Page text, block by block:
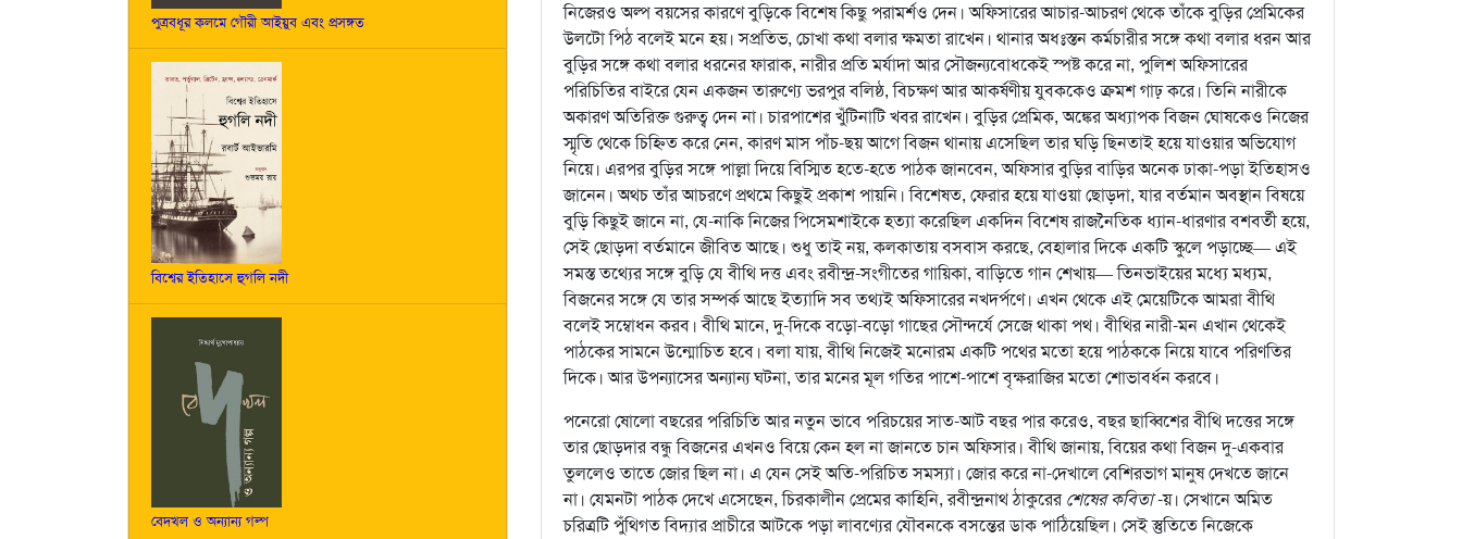
পুত্রবধূর কলমে গৌরী আইয়ুব এবং প্রসঙ্গত
বিশ্বের ইতিহাসে হুগলি নদী
বেদখল ও অন্যান্য গল্প
নিজেরও অল্প বয়সের কারণে বুড়িকে বিশেষ কিছু পরামর্শও দেন। অফিসারের আচার-আচরণ থেকে তাঁকে বুড়ির প্রেমিকের
উলটো পিঠ বলেই মনে হয়। সপ্রতিভ, চোখা কথা বলার ক্ষমতা রাখেন। থানার অধঃস্তন কর্মচারীর সঙ্গে কথা বলার ধরন আর
বুড়ির সঙ্গে কথা বলার ধরনের ফারাক, নারীর প্রতি মর্যাদা আর সৌজন্যবোধকেই স্পষ্ট করে না, পুলিশ অফিসারের
পরিচিতির বাইরে যেন একজন তারুণ্যে ভরপুর বলিষ্ঠ, বিচক্ষণ আর আকর্ষণীয় যুবককেও ক্রমশ গাঢ় করে। তিনি নারীকে
অকারণ অতিরিক্ত গুরুত্ব দেন না। চারপাশের খুঁটিনাটি খবর রাখেন। বুড়ির প্রেমিক, অঙ্কের অধ্যাপক বিজন ঘোষকেও নিজের
স্মৃতি থেকে চিহ্নিত করে নেন, কারণ মাস পাঁচ-ছয় আগে বিজন থানায় এসেছিল তার ঘড়ি ছিনতাই হয়ে যাওয়ার অভিযোগ
নিয়ে। এরপর বুড়ির সঙ্গে পাল্লা দিয়ে বিস্মিত হতে-হতে পাঠক জানবেন, অফিসার বুড়ির বাড়ির অনেক ঢাকা-পড়া ইতিহাসও
জানেন। অথচ তাঁর আচরণে প্রথমে কিছুই প্রকাশ পায়নি। বিশেষত, ফেরার হয়ে যাওয়া ছোড়দা, যার বর্তমান অবস্থান বিষয়ে
বুড়ি কিছুই জানে না, যে-নাকি নিজের পিসেমশাইকে হত্যা করেছিল একদিন বিশেষ রাজনৈতিক ধ্যান-ধারণার বশবর্তী হয়ে,
সেই ছোড়দা বর্তমানে জীবিত আছে। শুধু তাই নয়, কলকাতায় বসবাস করছে, বেহালার দিকে একটি স্কুলে পড়াচ্ছে— এই
সমস্ত তথ্যের সঙ্গে বুড়ি যে বীথি দত্ত এবং রবীন্দ্র-সংগীতের গায়িকা, বাড়িতে গান শেখায়— তিনভাইয়ের মধ্যে মধ্যম,
বিজনের সঙ্গে যে তার সম্পর্ক আছে ইত্যাদি সব তথ্যই অফিসারের নখদর্পণে। এখন থেকে এই মেয়েটিকে আমরা বীথি
বলেই সম্বোধন করব। বীথি মানে, দু-দিকে বড়ো-বড়ো গাছের সৌন্দর্যে সেজে থাকা পথ। বীথির নারী-মন এখান থেকেই
পাঠকের সামনে উন্মোচিত হবে। বলা যায়, বীথি নিজেই মনোরম একটি পথের মতো হয়ে পাঠককে নিয়ে যাবে পরিণতির
দিকে। আর উপন্যাসের অন্যান্য ঘটনা, তার মনের মূল গতির পাশে-পাশে বৃক্ষরাজির মতো শোভাবর্ধন করবে।
পনেরো ষোলো বছরের পরিচিতি আর নতুন ভাবে পরিচয়ের সাত-আট বছর পার করেও, বছর ছাব্বিশের বীথি দত্তের সঙ্গে
তার ছোড়দার বন্ধু বিজনের এখনও বিয়ে কেন হল না জানতে চান অফিসার। বীথি জানায়, বিয়ের কথা বিজন দু-একবার
তুললেও তাতে জোর ছিল না। এ যেন সেই অতি-পরিচিত সমস্যা। জোর করে না-দেখালে বেশিরভাগ মানুষ দেখতে জানে
না। যেমনটা পাঠক দেখে এসেছেন, চিরকালীন প্রেমের কাহিনি, রবীন্দ্রনাথ ঠাকুরেরশেষের কবিতা-য়। সেখানে অমিত
চরিত্রটি পুঁথিগত বিদ্যার প্রাচীরে আটকে পড়া লাবণ্যের যৌবনকে বসন্তের ডাক পাঠিয়েছিল। সেই স্তুতিতে নিজেকে